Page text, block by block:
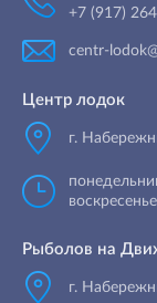
+7 (917)
centr-
Центр лодок
г.
Рыболов на
г.